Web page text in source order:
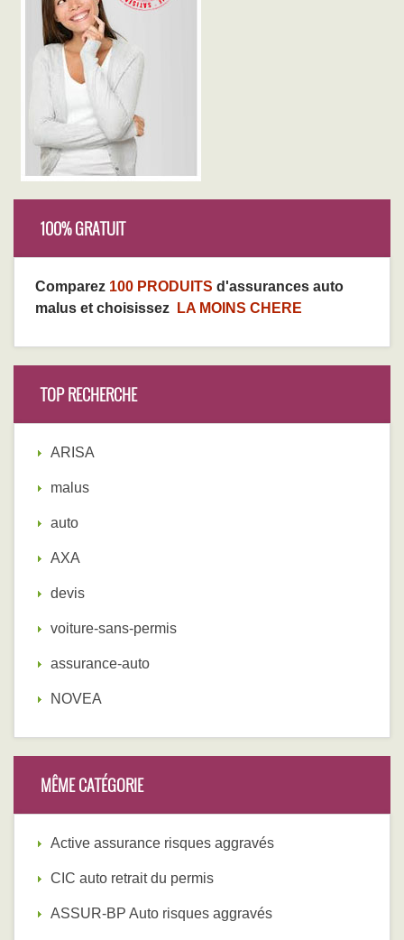
100% GRATUIT
Comparez 100 PRODUITS d'assurances auto
malus et choisissez
LA MOINS CHERE
TOP RECHERCHE
ARISA
malus
auto
AXA
devis
voiture-sans-permis
assurance-auto
NOVEA
MÊME CATÉGORIE
Active assurance risques aggravés
CIC auto retrait du permis
ASSUR-BP Auto risques aggravés